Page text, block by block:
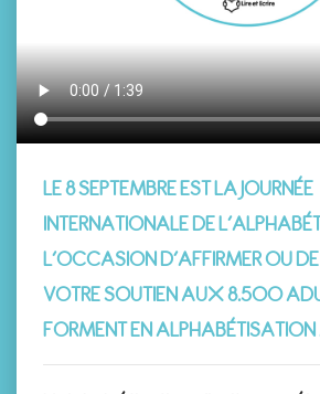
LE 8 SEPTEMBRE EST LA JOURNÉE
INTERNATIONALE DE
L’OCCASION D’AFFIRMER OU
VOTRE SOUTIEN AUX 8.500
FORMENT EN